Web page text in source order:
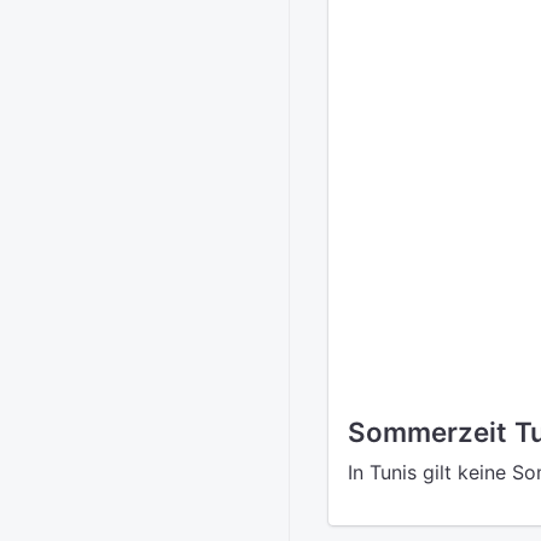
Sommerzeit
In Tunis gilt keine